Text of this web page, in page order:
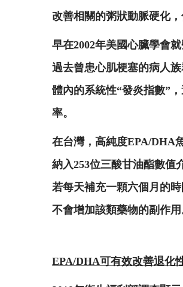
改善相關的粥狀動脈硬化，
早在2002年美國心臟學會
過去曾患心肌梗塞的病人
體內的系統性“發炎指數”
率。
在台灣，高純度EPA/DHA
納入253位三酸甘油酯數值
若每天補充一顆六個月的
不會增加該類藥物的副作
EPA/DHA可有效改善退化